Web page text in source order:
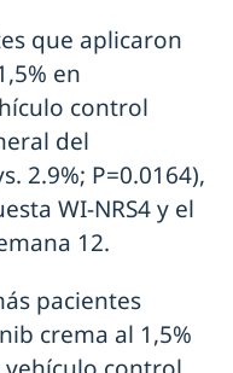
que aplicaron
en
control
del
2.9%; P=0.0164),
WI-NRS4 y el
12.
pacientes
crema al 1,5%